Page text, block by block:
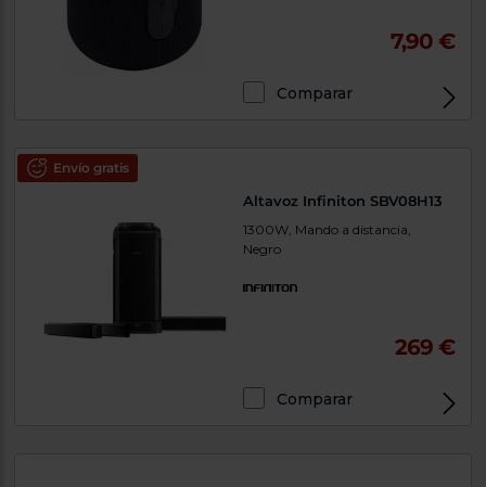
7,90 €
Comparar
Envío gratis
Altavoz Infiniton SBV08H13
1300W, Mando a distancia,
Negro
269 €
Comparar